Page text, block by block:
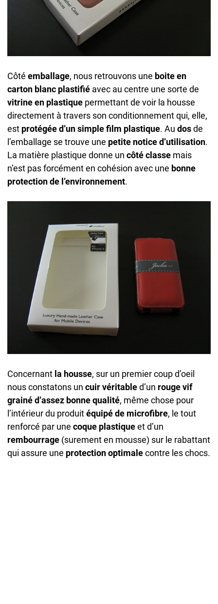
Côté emballage, nous retrouvons une boite en
carton blanc plastifié avec au centre une sorte de
vitrine en plastique permettant de voir la housse
directement à travers son conditionnement qui, elle,
est protégée d’un simple film plastique. Au dosde
l’emballage se trouve une petite notice d’utilisation.
La matière plastique donne un côté classe mais
n’est pas forcément en cohésion avec une bonne
protection de l’environnement.
Concernant la housse, sur un premier coup d’oeil
nous constatons un cuir véritabled’un rouge vif
grainé d’assez bonne qualité, même chose pour
l’intérieur du produitéquipé de microfibre, le tout
renforcé par une coque plastiqueet d’un
rembourrage (surement en mousse) sur le rabattant
qui assure une protection optimalecontre les chocs.